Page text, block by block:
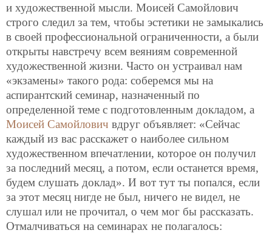
и художественной мысли. Моисей Самойлович
строго следил за тем, чтобы эстетики не замыкались
в своей профессиональной ограниченности, а были
открыты навстречу всем веяниям современной
художественной жизни. Часто он устраивал нам
«экзамены» такого рода: соберемся мы на
аспирантский семинар, назначенный по
определенной теме с подготовленным докладом, а
Моисей Самойлович вдруг объявляет: «Сейчас
каждый из вас расскажет о наиболее сильном
художественном впечатлении, которое он получил
за последний месяц, а потом, если останется время,
будем слушать доклад». И вот тут ты попался, если
за этот месяц нигде не был, ничего не видел, не
слушал или не прочитал, о чем мог бы рассказать.
Отмалчиваться на семинарах не полагалось: